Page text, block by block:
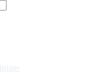
Bilder